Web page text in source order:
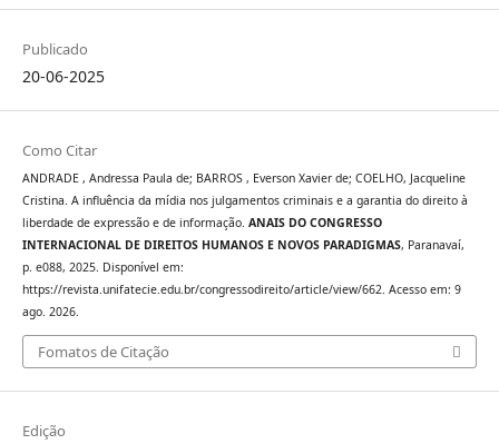
Publicado
20-06-2025
Como Citar
ANDRADE , Andressa Paula de; BARROS , Everson Xavier de; COELHO, Jacqueline
Cristina. A influência da mídia nos julgamentos criminais e a garantia do direito à
liberdade de expressão e de informação. ANAIS DO CONGRESSO
INTERNACIONAL DE DIREITOS HUMANOS E NOVOS PARADIGMAS, Paranavaí,
p. e088, 2025. Disponível em:
https://revista.unifatecie.edu.br/congressodireito/article/view/662. Acesso em: 9
ago. 2026.
Fomatos de Citação
Edição